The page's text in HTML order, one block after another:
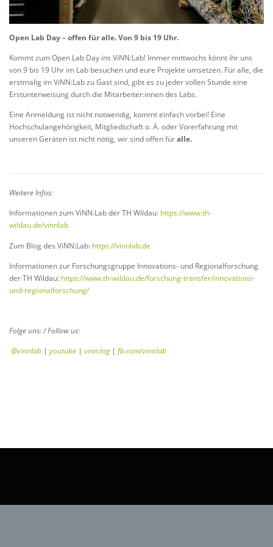
Open Lab Day – offen für alle. Von 9 bis 19 Uhr.
Kommt zum Open Lab Day ins ViNN:Lab! Immer mittwochs könnt ihr uns
von 9 bis 19 Uhr im Lab besuchen und eure Projekte umsetzen. Für alle, die
erstmalig im ViNN:Lab zu Gast sind, gibt es zu jeder vollen Stunde eine
Erstunterweisung durch die Mitarbeiter:innen des Labs.
Eine Anmeldung ist nicht notwendig, kommt einfach vorbei! Eine
Hochschulangehörigkeit, Mitgliedschaft o. Ä. oder Vorerfahrung mit
unseren Geräten ist nicht nötig, wir sind offen füralle.
Weitere Infos:
Informationen zum ViNN:Lab der TH Wildau: https://www.th-
wildau.de/vinnlab
Zum Blog des ViNN:Lab: https://vinnlab.de
Informationen zur Forschungsgruppe Innovations- und Regionalforschung
der TH Wildau: https://www.th-wildau.de/forschung-transfer/innovations-
und-regionalforschung/
Folge uns: / Follow us:
@vinnlab | youtube | vinn:log | fb.com/vinnlab